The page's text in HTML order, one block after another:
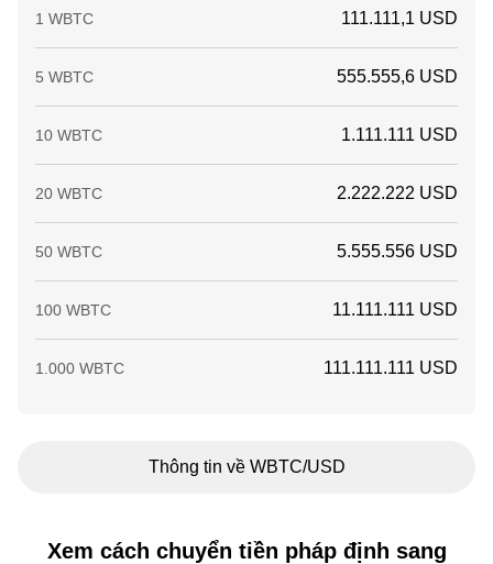
1 WBTC 111.111,1 USD
5 WBTC 555.555,6 USD
10 WBTC 1.111.111 USD
20 WBTC 2.222.222 USD
50 WBTC 5.555.556 USD
100 WBTC 11.111.111 USD
1.000 WBTC 111.111.111 USD
Thông tin về WBTC/USD
Xem cách chuyển tiền pháp định sang